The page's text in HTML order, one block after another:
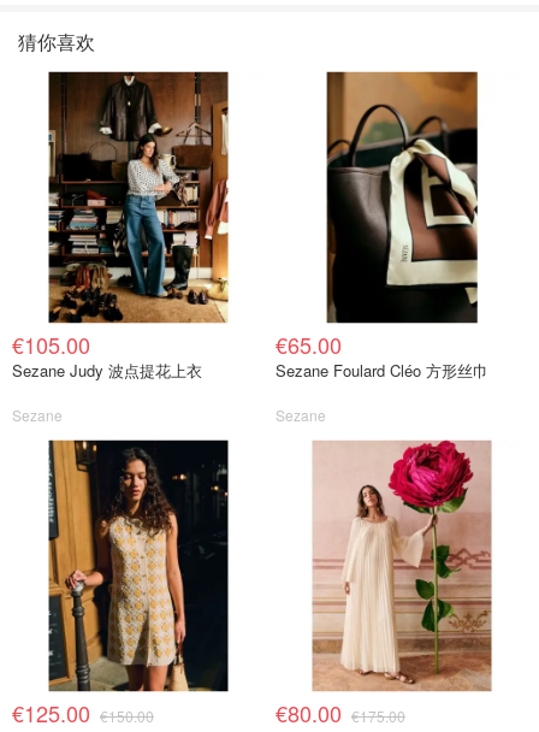
猜你喜欢
€105.00
Sezane Judy 波点提花上衣
Sezane
€65.00
Sezane Foulard Cléo 方形丝巾
Sezane
€125.00 €150.00 €80.00 €175.00